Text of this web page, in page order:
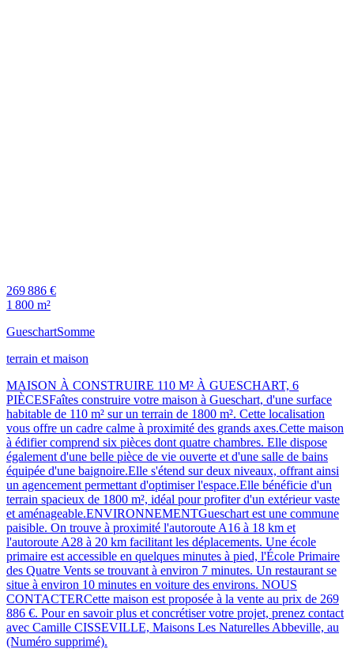
269 886 €
1 800 m²
GueschartSomme
terrain et maison
MAISON À CONSTRUIRE 110 M² À GUESCHART, 6
PIÈCESFaîtes construire votre maison à Gueschart, d'une surface
habitable de 110 m² sur un terrain de 1800 m². Cette localisation
vous offre un cadre calme à proximité des grands axes.Cette maison
à édifier comprend six pièces dont quatre chambres. Elle dispose
également d'une belle pièce de vie ouverte et d'une salle de bains
équipée d'une baignoire.Elle s'étend sur deux niveaux, offrant ainsi
un agencement permettant d'optimiser l'espace.Elle bénéficie d'un
terrain spacieux de 1800 m², idéal pour profiter d'un extérieur vaste
et aménageable.ENVIRONNEMENTGueschart est une commune
paisible. On trouve à proximité l'autoroute A16 à 18 km et
l'autoroute A28 à 20 km facilitant les déplacements. Une école
primaire est accessible en quelques minutes à pied, l'École Primaire
des Quatre Vents se trouvant à environ 7 minutes. Un restaurant se
situe à environ 10 minutes en voiture des environs. NOUS
CONTACTERCette maison est proposée à la vente au prix de 269
886 €. Pour en savoir plus et concrétiser votre projet, prenez contact
avec Camille CISSEVILLE, Maisons Les Naturelles Abbeville, au
(Numéro supprimé).